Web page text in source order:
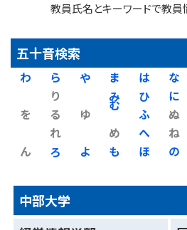
教員氏名とキーワードで教員
五十音検索
な
に
ぬ
ね
の
は
ひ
ふ
へ
ほ
ま
み
む
め
も
や
ゆ
よ
ら
り
る
れ
ろ
わ
を
ん
中部大学